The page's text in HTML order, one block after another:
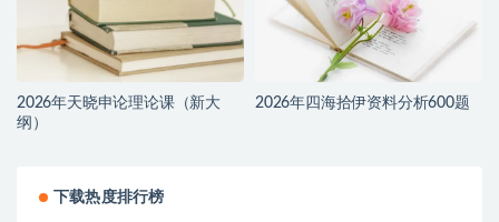
2026年天晓申论理论课（新大
纲）
2026年四海拾伊资料分析600题
下载热度排行榜